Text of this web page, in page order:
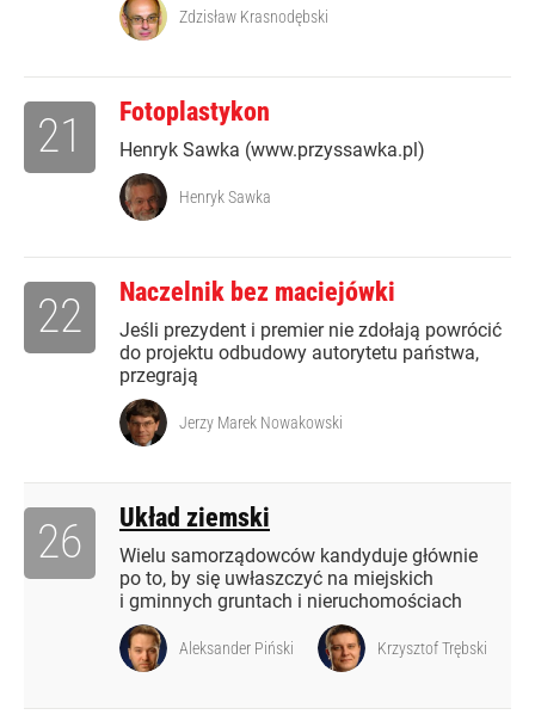
Zdzisław Krasnodębski
Fotoplastykon
Henryk Sawka (www.przyssawka.pl)
21
Henryk Sawka
Naczelnik bez maciejówki
Jeśli prezydent i premier nie zdołają powrócić
do projektu odbudowy autorytetu państwa,
przegrają
22
Jerzy Marek Nowakowski
Układ ziemski
Wielu samorządowców kandyduje głównie
po to, by się uwłaszczyć na miejskich
i gminnych gruntach i nieruchomościach
26
Aleksander Piński Krzysztof Trębski